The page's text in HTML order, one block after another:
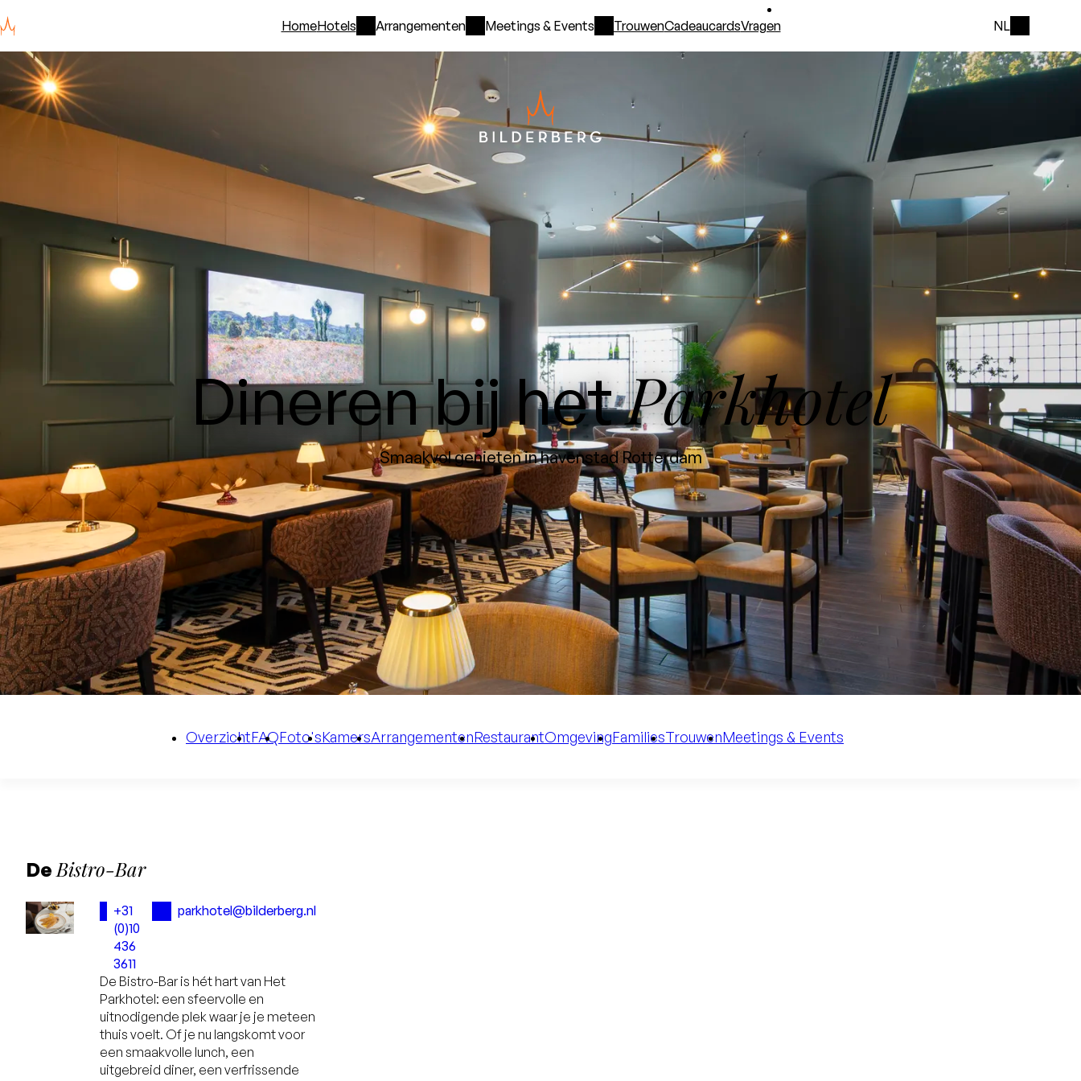
HomeHotels Arrangementen Meetings & Events TrouwenCadeaucardsVragen NL
Dineren bij hetParkhotel
Smaakvol genieten in havenstad Rotterdam
OverzichtFAQFoto'sKamersArrangementenRestaurantOmgevingFamiliesTrouwenMeetings & Events
DeBistro-Bar
+31
(0)10
436
3611
parkhotel@bilderberg.nl
De Bistro-Bar is hét hart van Het
Parkhotel: een sfeervolle en
uitnodigende plek waar je je meteen
thuis voelt. Of je nu langskomt voor
een smaakvolle lunch, een
uitgebreid diner, een verfrissende